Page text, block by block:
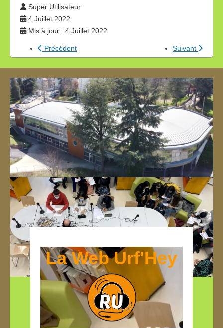
Super Utilisateur
4 Juillet 2022
Mis à jour : 4 Juillet 2022
Précédent Suivant
La Web Urf'Hey